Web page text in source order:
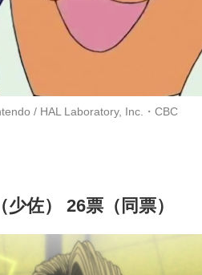
/ HAL Laboratory, Inc.・CBC
佐） 26票（同票）